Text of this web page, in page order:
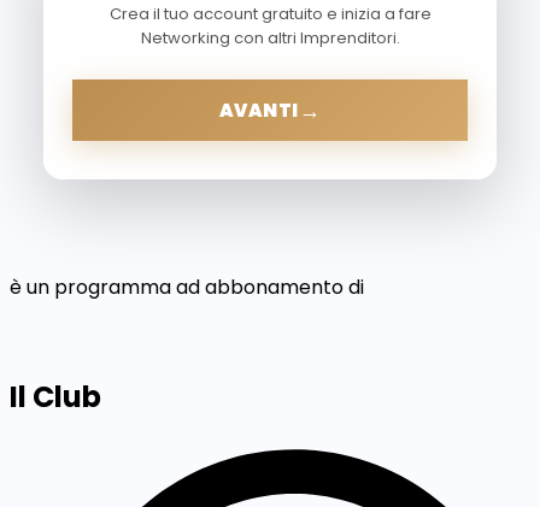
Crea il tuo account gratuito e inizia a fare
Networking con altri Imprenditori.
AVANTI→
è un programma ad abbonamento di
Il Club